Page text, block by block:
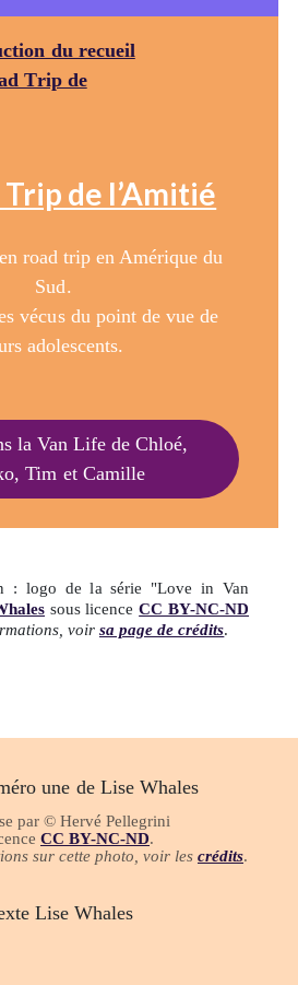
Trip de l’Amitié
road trip en Amérique du
Sud.
vécus du point de vue de
adolescents.
la Van Life de Chloé,
Tim et Camille
: logo de la série "Love in Van
sous licenceCC BY-NC-ND
voir sa page de crédits.
par © Hervé Pellegrini
CC BY-NC-ND.
sur cette photo, voir les crédits.